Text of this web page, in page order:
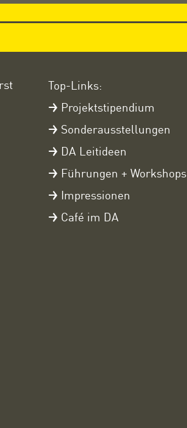
Top-Links:
Projektstipendium
Sonderausstellungen
DA Leitideen
Führungen + Workshops
Impressionen
Café im DA